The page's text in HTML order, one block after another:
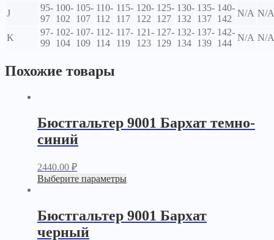
J
95-
97
100-
102
105-
107
110-
112
115-
117
120-
122
125-
127
130-
132
135-
137
140-
142
N/A N/A
K
97-
99
102-
104
107-
109
112-
114
117-
119
121-
123
127-
129
132-
134
137-
139
142-
144
N/A N/A
Похожие товары
Бюстгальтер 9001 Бархат темно-
синий
2440.00 ₽
Выберите параметры
Бюстгальтер 9001 Бархат
черный